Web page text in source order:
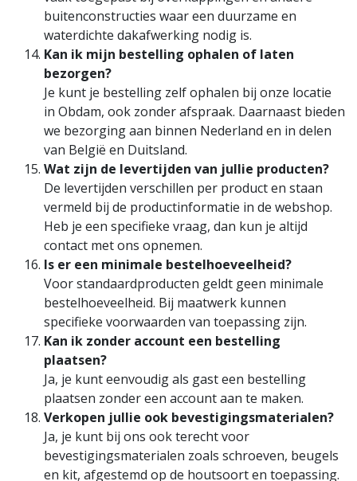
buitenconstructies waar een duurzame en
waterdichte dakafwerking nodig is.
Kan ik mijn bestelling ophalen of laten
bezorgen?
Je kunt je bestelling zelf ophalen bij onze locatie
in Obdam, ook zonder afspraak. Daarnaast bieden
we bezorging aan binnen Nederland en in delen
van België en Duitsland.
Wat zijn de levertijden van jullie producten?
De levertijden verschillen per product en staan
vermeld bij de productinformatie in de webshop.
Heb je een specifieke vraag, dan kun je altijd
contact met ons opnemen.
Is er een minimale bestelhoeveelheid?
Voor standaardproducten geldt geen minimale
bestelhoeveelheid. Bij maatwerk kunnen
specifieke voorwaarden van toepassing zijn.
Kan ik zonder account een bestelling
plaatsen?
Ja, je kunt eenvoudig als gast een bestelling
plaatsen zonder een account aan te maken.
Verkopen jullie ook bevestigingsmaterialen?
Ja, je kunt bij ons ook terecht voor
bevestigingsmaterialen zoals schroeven, beugels
en kit, afgestemd op de houtsoort en toepassing.